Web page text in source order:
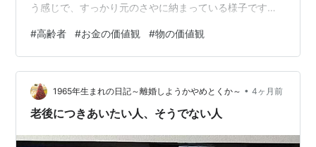
う感じで、すっかり元のさやに納まっている様子です。
のですが…（残り物一式）。 台所で見ていると、親はこ
ういう価値観から永久に卒業できないんだろうなと思い
ました。 ジッパー付きのビニル袋ってありますよね。 親
は、あの袋を1度使って即捨てるのです。 ｲﾔｲﾔｲﾔそれが普
通でしょ、という方もいらっしゃると思います。 あのジ
#高齢者 #お金の価値観 #物の価値観
1965年生まれの日記～離婚しようかやめとくか～ • 4ヶ月前
老後につきあいたい人、そうでない人